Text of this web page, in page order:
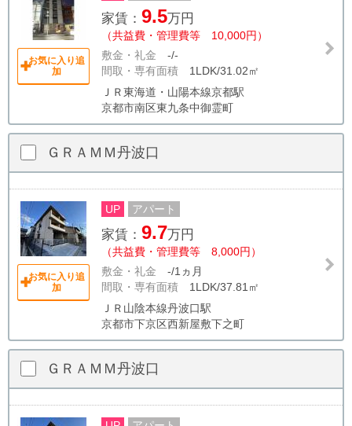
お気に入り追
加
家賃： 9.5万円
（共益費・管理費等 10,000円）
敷金・礼金 -/-
間取・専有面積 1LDK/31.02㎡
ＪＲ東海道・山陽本線京都駅
京都市南区東九条中御霊町
ＧＲＡＭＭ丹波口
お気に入り追
加
UP アパート
家賃： 9.7万円
（共益費・管理費等 8,000円）
敷金・礼金 -/1ヵ月
間取・専有面積 1LDK/37.81㎡
ＪＲ山陰本線丹波口駅
京都市下京区西新屋敷下之町
ＧＲＡＭＭ丹波口